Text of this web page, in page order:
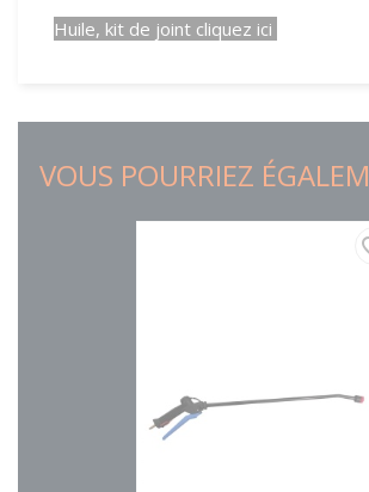
Huile, kit de joint cliquez ici
VOUS POURRIEZ